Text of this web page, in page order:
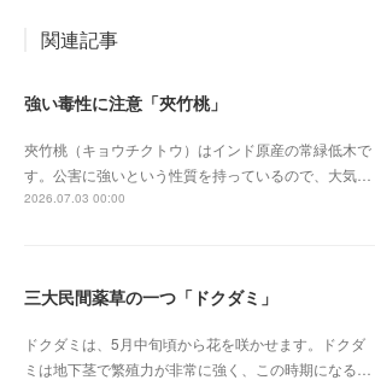
関連記事
強い毒性に注意「夾竹桃」
夾竹桃（キョウチクトウ）はインド原産の常緑低木で
す。公害に強いという性質を持っているので、大気…
2026.07.03 00:00
三大民間薬草の一つ「ドクダミ」
ドクダミは、5月中旬頃から花を咲かせます。ドクダ
ミは地下茎で繁殖力が非常に強く、この時期になる…